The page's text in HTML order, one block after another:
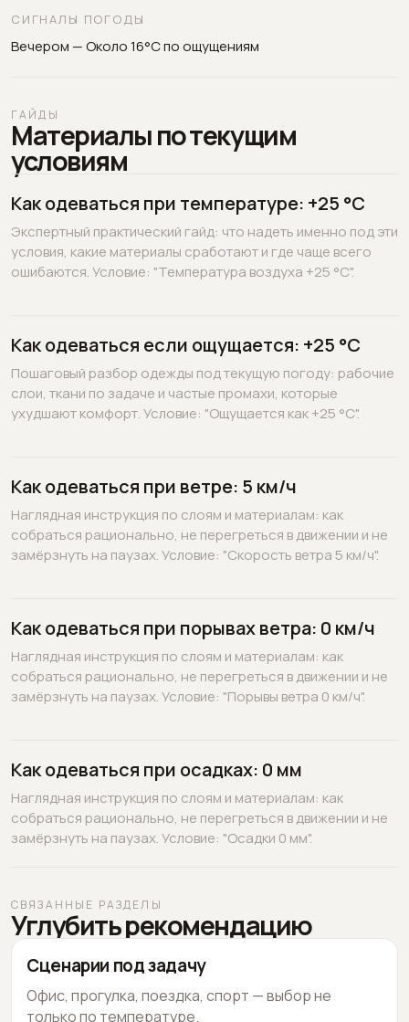
СИГНАЛЫ ПОГОДЫ
Вечером — Около 16°C по ощущениям
ГАЙДЫ
Материалы по текущим
условиям
Как одеваться при температуре: +25 °C
Экспертный практический гайд: что надеть именно под эти
условия, какие материалы сработают и где чаще всего
ошибаются. Условие: "Температура воздуха +25 °C".
Как одеваться если ощущается: +25 °C
Пошаговый разбор одежды под текущую погоду: рабочие
слои, ткани по задаче и частые промахи, которые
ухудшают комфорт. Условие: "Ощущается как +25 °C".
Как одеваться при ветре: 5 км/ч
Наглядная инструкция по слоям и материалам: как
собраться рационально, не перегреться в движении и не
замёрзнуть на паузах. Условие: "Скорость ветра 5 км/ч".
Как одеваться при порывах ветра: 0 км/ч
Наглядная инструкция по слоям и материалам: как
собраться рационально, не перегреться в движении и не
замёрзнуть на паузах. Условие: "Порывы ветра 0 км/ч".
Как одеваться при осадках: 0 мм
Наглядная инструкция по слоям и материалам: как
собраться рационально, не перегреться в движении и не
замёрзнуть на паузах. Условие: "Осадки 0 мм".
СВЯЗАННЫЕ РАЗДЕЛЫ
Углубить рекомендацию
Сценарии под задачу
Офис, прогулка, поездка, спорт — выбор не
только по температуре.